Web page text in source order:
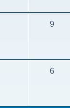
9
6